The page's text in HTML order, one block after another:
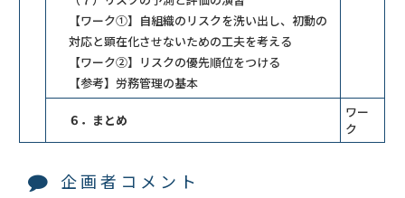
【ワーク①】自組織のリスクを洗い出し、初動の
対応と顕在化させないための工夫を考える
【ワーク②】リスクの優先順位をつける
【参考】労務管理の基本
６．まとめ
ワー
ク
企画者コメント